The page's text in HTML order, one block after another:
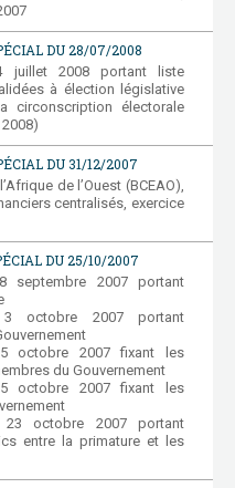
DU 28/07/2008
juillet 2008 portant liste
à élection législative
circonscription électorale
DU 31/12/2007
de l’Ouest (BCEAO),
centralisés, exercice
DU 25/10/2007
septembre 2007 portant
3 octobre 2007 portant
octobre 2007 fixant les
du Gouvernement
octobre 2007 fixant les
23 octobre 2007 portant
entre la primature et les